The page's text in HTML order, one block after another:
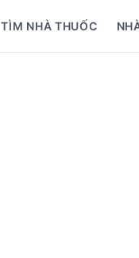
TÌM NHÀ THUỐC